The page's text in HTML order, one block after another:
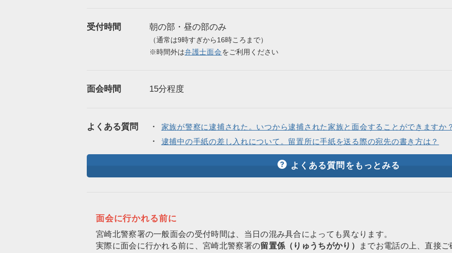
受付時間 朝の部・昼の部のみ
（通常は9時すぎから16時ころまで）
※時間外は弁護士面会をご利用ください
面会時間 15分程度
よくある質問
家族が警察に逮捕された。いつから逮捕された家族と面会することができますか？
逮捕中の手紙の差し入れについて。留置所に手紙を送る際の宛先の書き方は？
よくある質問をもっとみる
面会に行かれる前に
宮崎北警察署の一般面会の受付時間は、当日の混み具合によっても異なります。
実際に面会に行かれる前に、宮崎北警察署の留置係（りゅうちがかり） までお電話の上、直接ご